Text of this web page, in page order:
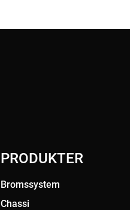
PRODUKTER
Bromssystem
Chassi